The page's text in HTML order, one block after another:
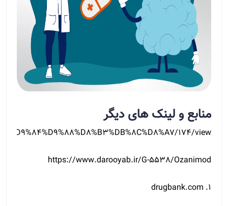
منابع و لینک های دیگر
174/view/
https://www.darooyab.ir/G-5538/Ozanimod
1. drugbank.com